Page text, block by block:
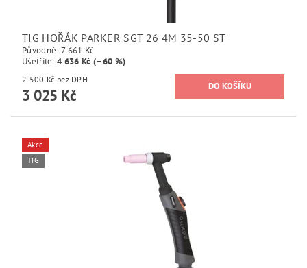
TIG HOŘÁK PARKER SGT 26 4M 35-50 ST
Původně: 7 661 Kč
Ušetříte:4 636 Kč (–60 %)
2 500 Kč bez DPH
3 025 Kč
Akce
TIG